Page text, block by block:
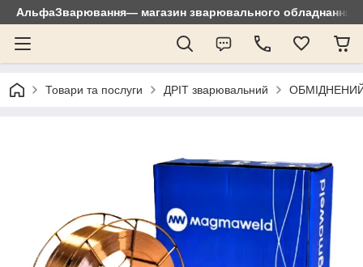
АльфаЗварювання— магазин зварювального обладнання:
Товари та послуги ДРІТ зварювальний ОБМІДНЕНИЙ